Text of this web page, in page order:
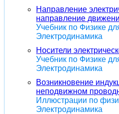
Направление
направление
Учебник по Физике
Электродинамика
Носители
Учебник по Физике
Электродинамика
Возникновение
неподвижном
Иллюстрации по
Электродинамика